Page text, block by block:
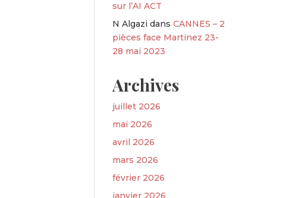
sur l’AI ACT
N Algazi dansCANNES – 2
pièces face Martinez 23-
28 mai 2023
Archives
juillet 2026
mai 2026
avril 2026
mars 2026
février 2026
janvier 2026